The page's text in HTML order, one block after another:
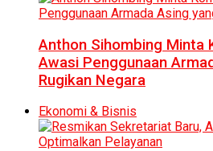
Anthon Sihombing Minta
Awasi Penggunaan
Rugikan Negara
Ekonomi & Bisnis